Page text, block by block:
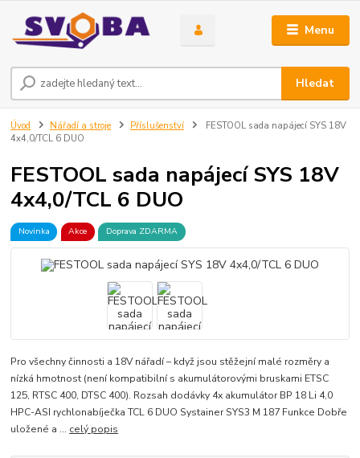
Menu
Hledat
Úvod Nářadí a stroje Příslušenství
FESTOOL sada napájecí SYS 18V
4x4,0/TCL 6 DUO
FESTOOL sada napájecí SYS 18V
4x4,0/TCL 6 DUO
Novinka Akce Doprava ZDARMA
Pro všechny činnosti a 18V nářadí – když jsou stěžejní malé rozměry a
nízká hmotnost (není kompatibilní s akumulátorovými bruskami ETSC
125, RTSC 400, DTSC 400). Rozsah dodávky 4x akumulátor BP 18 Li 4,0
HPC-ASI rychlonabíječka TCL 6 DUO Systainer SYS3 M 187 Funkce Dobře
uložené a ... celý popis